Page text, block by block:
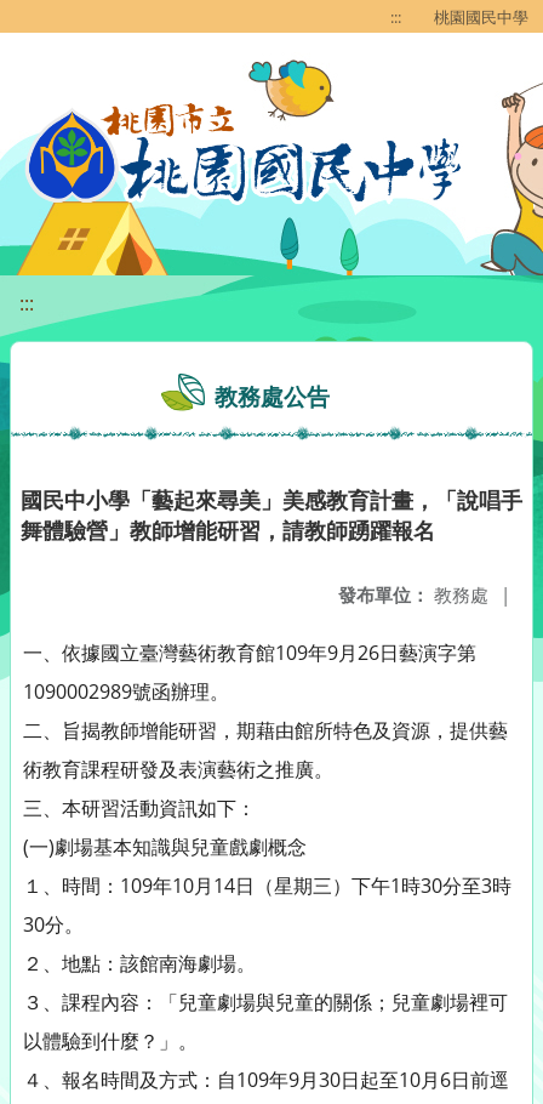
::: 桃園國民中學
:::
教務處公告
國民中小學「藝起來尋美」美感教育計畫，「說唱手
舞體驗營」教師增能研習，請教師踴躍報名
發布單位： 教務處 |
一、依據國立臺灣藝術教育館109年9月26日藝演字第
1090002989號函辦理。
二、旨揭教師增能研習，期藉由館所特色及資源，提供藝
術教育課程研發及表演藝術之推廣。
三、本研習活動資訊如下：
(一)劇場基本知識與兒童戲劇概念
１、時間：109年10月14日（星期三）下午1時30分至3時
30分。
２、地點：該館南海劇場。
３、課程內容：「兒童劇場與兒童的關係；兒童劇場裡可
以體驗到什麼？」。
４、報名時間及方式：自109年9月30日起至10月6日前逕